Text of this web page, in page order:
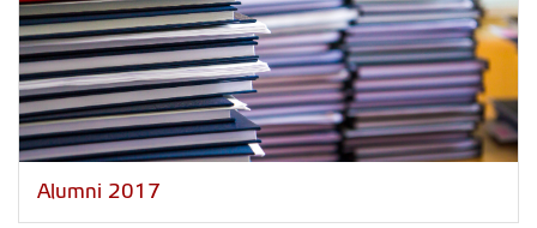
Alumni 2017